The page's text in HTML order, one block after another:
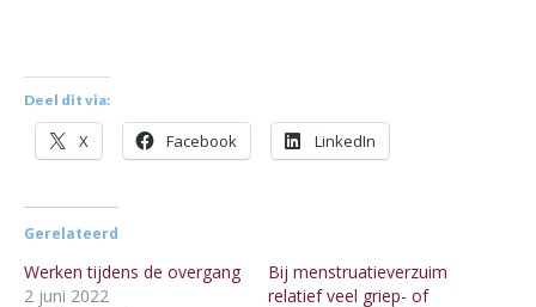
Deel dit via:
X Facebook LinkedIn
Gerelateerd
Werken tijdens de overgang
2 juni 2022
Bij menstruatieverzuim
relatief veel griep- of